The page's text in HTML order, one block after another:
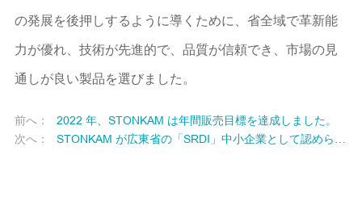
の発展を後押しするように導くために、省全域で革新能
力が優れ、技術が先進的で、品質が信頼でき、市場の見
通しが良い製品を選びました。
前へ：
2022 年、STONKAM は年間販売目標を達成しました。
次へ：
STONKAM が広東省の「SRDI」中小企業として認められたことをお祝いします。